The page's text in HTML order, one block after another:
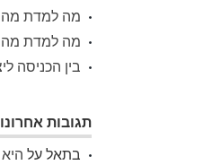
מה למדת
מה למדת
בין הכניסה
תגובות
בתאל על